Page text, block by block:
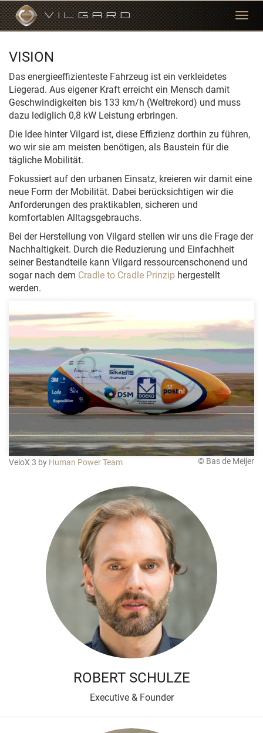
VILGARD
VISION
Das energieeffizienteste Fahrzeug ist ein verkleidetes
Liegerad. Aus eigener Kraft erreicht ein Mensch damit
Geschwindigkeiten bis 133 km/h (Weltrekord) und muss
dazu lediglich 0,8 kW Leistung erbringen.
Die Idee hinter Vilgard ist, diese Effizienz dorthin zu führen,
wo wir sie am meisten benötigen, als Baustein für die
tägliche Mobilität.
Fokussiert auf den urbanen Einsatz, kreieren wir damit eine
neue Form der Mobilität. Dabei berücksichtigen wir die
Anforderungen des praktikablen, sicheren und
komfortablen Alltagsgebrauchs.
Bei der Herstellung von Vilgard stellen wir uns die Frage der
Nachhaltigkeit. Durch die Reduzierung und Einfachheit
seiner Bestandteile kann Vilgard ressourcenschonend und
sogar nach dem Cradle to Cradle Prinzip hergestellt
werden.
VeloX 3 by Human Power Team © Bas de Meijer
ROBERT SCHULZE
Executive & Founder